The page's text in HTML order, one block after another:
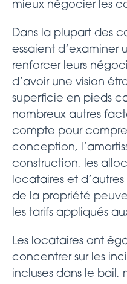
mieux négocier les
Dans la plupart des
essaient d’examiner
renforcer leurs
d’avoir une vision
superficie en pieds
nombreux autres
compte pour
conception,
construction, les
locataires et
de la propriété
les tarifs appliqués
Les locataires ont
concentrer sur les
incluses dans le bail,